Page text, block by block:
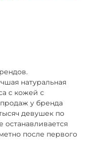
натуральная
с кожей с
у бренда
девушек по
после первого